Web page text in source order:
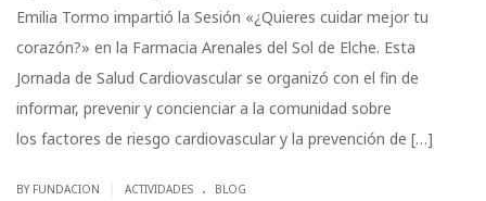
Emilia Tormo impartió la Sesión «¿Quieres cuidar mejor tu
corazón?» en la Farmacia Arenales del Sol de Elche. Esta
Jornada de Salud Cardiovascular se organizó con el fin de
informar, prevenir y concienciar a la comunidad sobre
los factores de riesgo cardiovascular y la prevención de […]
BY FUNDACION ACTIVIDADES . BLOG